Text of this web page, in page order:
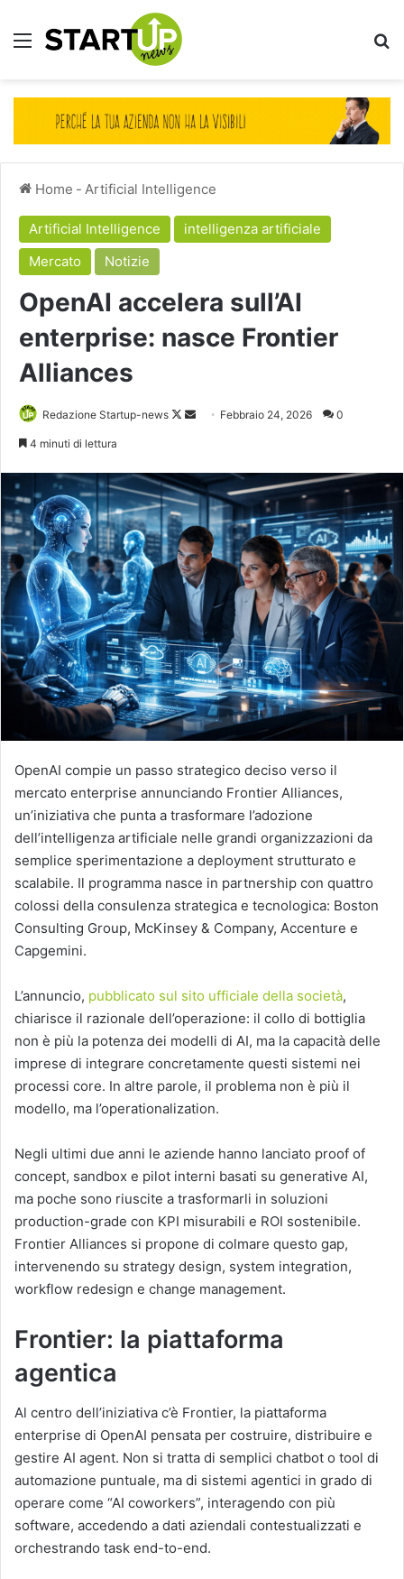
Menu
Home - Artificial Intelligence
Artificial Intelligence
intelligenza artificiale
Mercato
Notizie
OpenAI accelera sull’AI
enterprise: nasce Frontier
Alliances
Redazione Startup-news
Follow
Invia Febbraio 24, 2026 0
4 minuti di lettura
OpenAI compie un passo strategico deciso verso il
mercato enterprise annunciando Frontier Alliances,
un’iniziativa che punta a trasformare l’adozione
dell’intelligenza artificiale nelle grandi organizzazioni da
semplice sperimentazione a deployment strutturato e
scalabile. Il programma nasce in partnership con quattro
colossi della consulenza strategica e tecnologica: Boston
Consulting Group, McKinsey & Company, Accenture e
Capgemini.
L’annuncio, pubblicato sul sito ufficiale della società,
chiarisce il razionale dell’operazione: il collo di bottiglia
non è più la potenza dei modelli di AI, ma la capacità delle
imprese di integrare concretamente questi sistemi nei
processi core. In altre parole, il problema non è più il
modello, ma l’operationalization.
Negli ultimi due anni le aziende hanno lanciato proof of
concept, sandbox e pilot interni basati su generative AI,
ma poche sono riuscite a trasformarli in soluzioni
production-grade con KPI misurabili e ROI sostenibile.
Frontier Alliances si propone di colmare questo gap,
intervenendo su strategy design, system integration,
workflow redesign e change management.
Frontier: la piattaforma
agentica
Al centro dell’iniziativa c’è Frontier, la piattaforma
enterprise di OpenAI pensata per costruire, distribuire e
gestire AI agent. Non si tratta di semplici chatbot o tool di
automazione puntuale, ma di sistemi agentici in grado di
operare come “AI coworkers”, interagendo con più
software, accedendo a dati aziendali contestualizzati e
orchestrando task end-to-end.